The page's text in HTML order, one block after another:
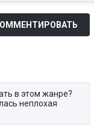
в этом жанре?
неплохая